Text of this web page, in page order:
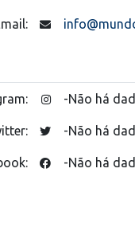
-Não há
-Não há
-Não há